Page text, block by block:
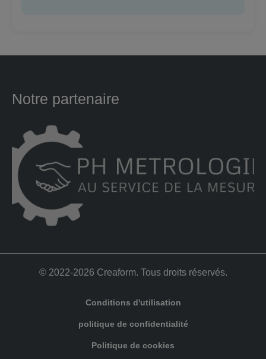
Notre partenaire
© 2022-2026 Creaform. Tous droits réservés.
Conditions d'utilisation
politique de confidentialité
Politique de cookies